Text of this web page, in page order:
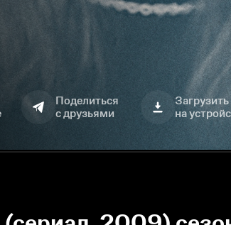
Поделиться
с друзьями
Загрузить
на